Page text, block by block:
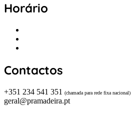
Horário
Contactos
+351 234 541 351 (chamada para rede fixa nacional)
geral@pramadeira.pt